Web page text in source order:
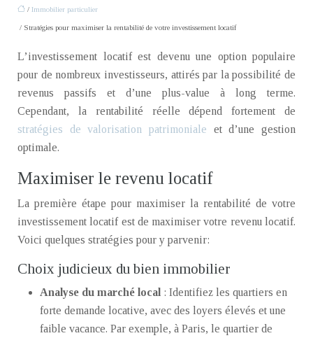
/ Immobilier particulier
/ Stratégies pour maximiser la rentabilité de votre investissement locatif
L’investissement locatif est devenu une option populaire
pour de nombreux investisseurs, attirés par la possibilité de
revenus passifs et d’une plus-value à long terme.
Cependant, la rentabilité réelle dépend fortement de
stratégies de valorisation patrimoniale et d’une gestion
optimale.
Maximiser le revenu locatif
La première étape pour maximiser la rentabilité de votre
investissement locatif est de maximiser votre revenu locatif.
Voici quelques stratégies pour y parvenir:
Choix judicieux du bien immobilier
Analyse du marché local : Identifiez les quartiers en
forte demande locative, avec des loyers élevés et une
faible vacance. Par exemple, à Paris, le quartier de